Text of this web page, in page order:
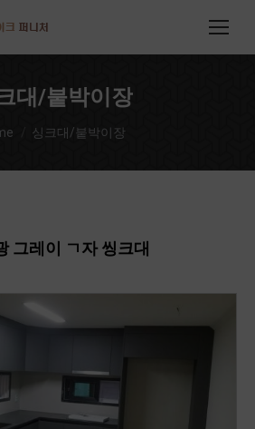
대/붙박이장
are here:싱크대/붙박이장
그레이 ㄱ자 씽크대